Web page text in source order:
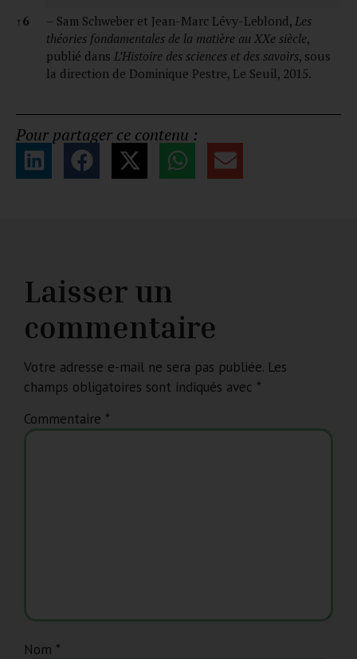
↑ 6 – Sam Schweber et Jean-Marc Lévy-Leblond, Les
théories fondamentales de la matière au XXe siècle,
publié dans L’Histoire des sciences et des savoirs, sous
la direction de Dominique Pestre, Le Seuil, 2015.
Pour partager ce contenu :
Laisser un
commentaire
Votre adresse e-mail ne sera pas publiée. Les
champs obligatoires sont indiqués avec *
Commentaire *
Nom *